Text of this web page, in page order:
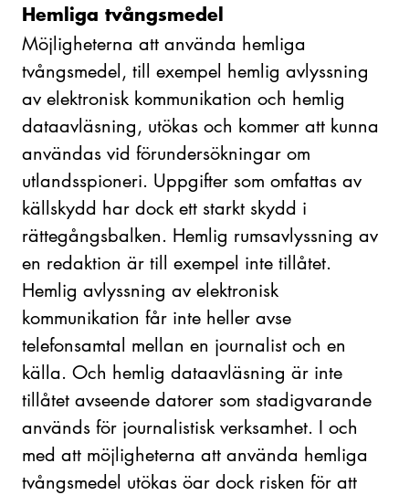
Hemliga tvångsmedel
Möjligheterna att använda hemliga
tvångsmedel, till exempel hemlig avlyssning
av elektronisk kommunikation och hemlig
dataavläsning, utökas och kommer att kunna
användas vid förundersökningar om
utlandsspioneri. Uppgifter som omfattas av
källskydd har dock ett starkt skydd i
rättegångsbalken. Hemlig rumsavlyssning av
en redaktion är till exempel inte tillåtet.
Hemlig avlyssning av elektronisk
kommunikation får inte heller avse
telefonsamtal mellan en journalist och en
källa. Och hemlig dataavläsning är inte
tillåtet avseende datorer som stadigvarande
används för journalistisk verksamhet. I och
med att möjligheterna att använda hemliga
tvångsmedel utökas öar dock risken för att